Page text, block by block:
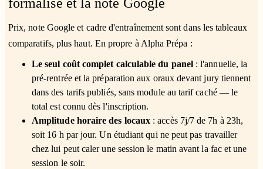
Prix, note Google et cadre d'entraînement sont dans les tableaux
comparatifs, plus haut. En propre à Alpha Prépa :
Le seul coût complet calculable du panel: l'annuelle, la
pré-rentrée et la préparation aux oraux devant jury tiennent
dans des tarifs publiés, sans module au tarif caché — le
total est connu dès l'inscription.
Amplitude horaire des locaux : accès 7j/7 de 7h à 23h,
soit 16 h par jour. Un étudiant qui ne peut pas travailler
chez lui peut caler une session le matin avant la fac et une
session le soir.